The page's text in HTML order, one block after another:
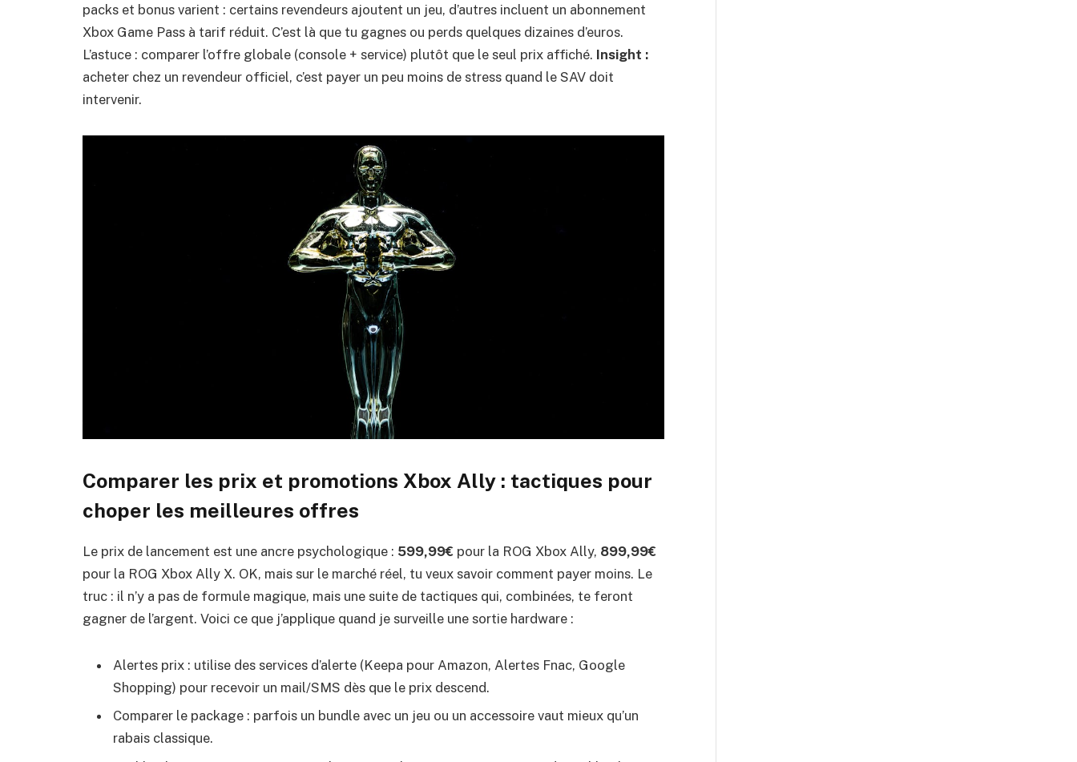
packs et bonus varient : certains revendeurs ajoutent un jeu, d’autres incluent un abonnement
Xbox Game Pass à tarif réduit. C’est là que tu gagnes ou perds quelques dizaines d’euros.
L’astuce : comparer l’offre globale (console + service) plutôt que le seul prix affiché. Insight :
acheter chez un revendeur officiel, c’est payer un peu moins de stress quand le SAV doit
intervenir.
Comparer les prix et promotions Xbox Ally : tactiques pour
choper les meilleures offres
Le prix de lancement est une ancre psychologique : 599,99€ pour la ROG Xbox Ally, 899,99€
pour la ROG Xbox Ally X. OK, mais sur le marché réel, tu veux savoir comment payer moins. Le
truc : il n’y a pas de formule magique, mais une suite de tactiques qui, combinées, te feront
gagner de l’argent. Voici ce que j’applique quand je surveille une sortie hardware :
Alertes prix : utilise des services d’alerte (Keepa pour Amazon, Alertes Fnac, Google
Shopping) pour recevoir un mail/SMS dès que le prix descend.
Comparer le package : parfois un bundle avec un jeu ou un accessoire vaut mieux qu’un
rabais classique.